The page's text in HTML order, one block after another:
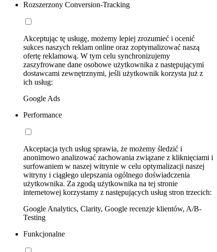
Rozszerzony Conversion-Tracking
Akceptując tę usługę, możemy lepiej zrozumieć i ocenić
sukces naszych reklam online oraz zoptymalizować naszą
ofertę reklamową. W tym celu synchronizujemy
zaszyfrowane dane osobowe użytkownika z następującymi
dostawcami zewnętrznymi, jeśli użytkownik korzysta już z
ich usług:
Google Ads
Performance
Akceptacja tych usług sprawia, że możemy śledzić i
anonimowo analizować zachowania związane z kliknięciami i
surfowaniem w naszej witrynie w celu optymalizacji naszej
witryny i ciągłego ulepszania ogólnego doświadczenia
użytkownika. Za zgodą użytkownika na tej stronie
internetowej korzystamy z następujących usług stron trzecich:
Google Analytics, Clarity, Google recenzje klientów, A/B-
Testing
Funkcjonalne